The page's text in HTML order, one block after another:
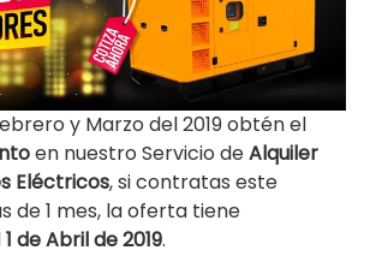
y Marzo del 2019 obtén el
en nuestro Servicio deAlquiler
Eléctricos, si contratas este
de 1 mes, la oferta tiene
1 de Abril de 2019.